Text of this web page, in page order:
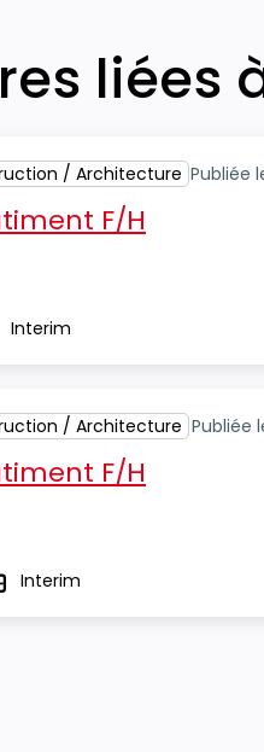
liées
/ Architecture Publiée
F/H
Interim
/ Architecture Publiée
F/H
Interim